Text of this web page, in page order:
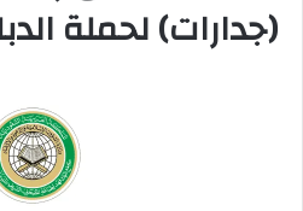
(جدارات) لحملة